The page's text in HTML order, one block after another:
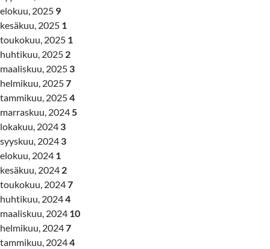
elokuu, 2025 9
kesäkuu, 2025 1
toukokuu, 2025 1
huhtikuu, 2025 2
maaliskuu, 2025 3
helmikuu, 20257
tammikuu, 20254
marraskuu, 20245
lokakuu, 2024 3
syyskuu, 2024 3
elokuu, 2024 1
kesäkuu, 2024 2
toukokuu, 20247
huhtikuu, 20244
maaliskuu, 2024 10
helmikuu, 20247
tammikuu, 20244